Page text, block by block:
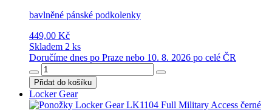
bavlněné pánské podkolenky
449,00 Kč
Skladem 2 ks
Doručíme dnes po Praze nebo 10. 8. 2026 po celé ČR
Přidat do košíku
Locker Gear